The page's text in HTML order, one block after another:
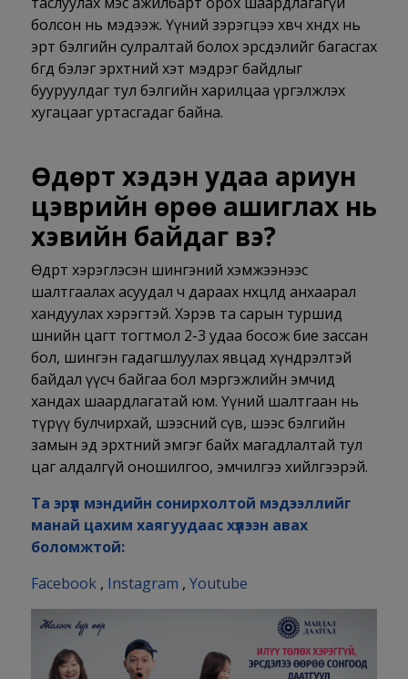
болсон нь мэдээж. Үүний зэрэгцээ хөвч хөндөх нь
эрт бэлгийн сулралтай болох эрсдэлийг багасгах
бөгөөд бэлэг эрхтний хэт мэдрэг байдлыг
бууруулдаг тул бэлгийн харилцаа үргэлжлэх
хугацааг уртасгадаг байна.
Өдөрт хэдэн удаа ариун
цэврийн өрөө ашиглах нь
хэвийн байдаг вэ?
Өдөрт хэрэглэсэн шингэний хэмжээнээс
шалтгаалах асуудал ч дараах нөхцөлд анхаарал
хандуулах хэрэгтэй. Хэрэв та сарын туршид
шөнийн цагт тогтмол 2-3 удаа босож бие зассан
бол, шингэн гадагшлуулах явцад хүндрэлтэй
байдал үүсч байгаа бол мэргэжлийн эмчид
хандах шаардлагатай юм. Үүний шалтгаан нь
түрүү булчирхай, шээсний сүв, шээс бэлгийн
замын эд эрхтний эмгэг байх магадлалтай тул
цаг алдалгүй оношилгоо, эмчилгээ хийлгээрэй.
Та эрүүл мэндийн сонирхолтой мэдээллийг
манай цахим хаягуудаас хүлээн авах
боломжтой:
Facebook, Instagram , Youtube